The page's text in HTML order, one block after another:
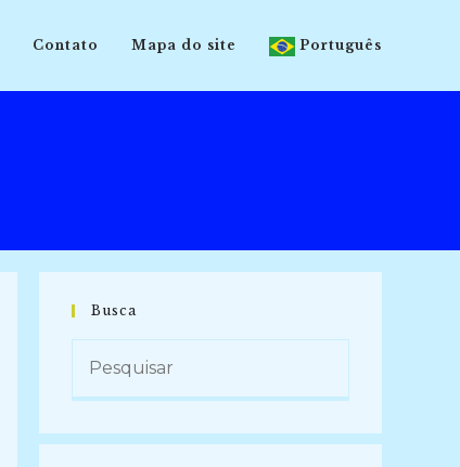
Contato Mapa do site Português
Busca